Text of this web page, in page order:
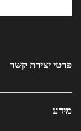
פרטי יצירת קשר
מידע